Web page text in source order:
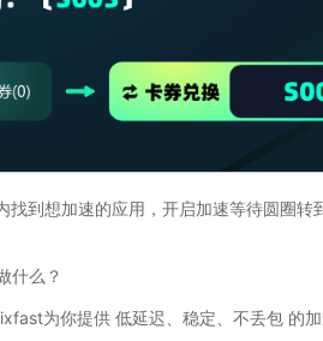
找到想加速的应用，开启加速等待圆圈转
什么？
为你提供 低延迟、稳定、不丢包 的